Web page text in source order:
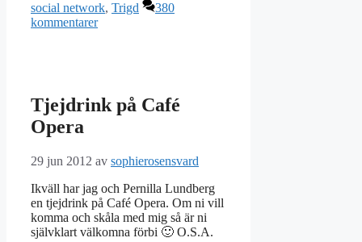
social network, Trigd
380
kommentarer
Tjejdrink på Café
Opera
29 jun 2012 av sophierosensvard
Ikväll har jag och Pernilla Lundberg
en tjejdrink på Café Opera. Om ni vill
komma och skåla med mig så är ni
självklart välkomna förbi 🙂 O.S.A.